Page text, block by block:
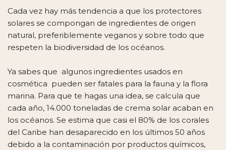
Cada vez hay más tendencia a que los protectores
solares se compongan de ingredientes de origen
natural, preferiblemente veganos y sobre todo que
respeten la biodiversidad de los océanos.
Ya sabes que algunos ingredientes usados en
cosmética pueden ser fatales para la fauna y la flora
marina. Para que te hagas una idea, se calcula que
cada año, 14.000 toneladas de crema solar acaban en
los océanos. Se estima que casi el 80% de los corales
del Caribe han desaparecido en los últimos 50 años
debido a la contaminación por productos químicos,